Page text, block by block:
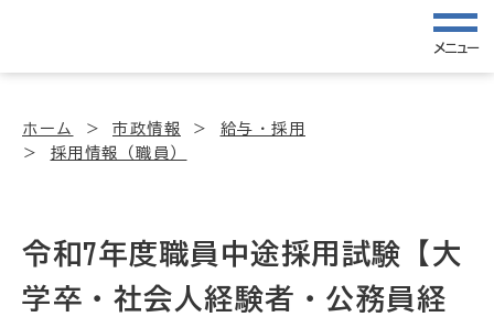
メニュー
ホーム 市政情報
給与・採用
採用情報（職員）
令和7年度職員中途採用試験【大
学卒・社会人経験者・公務員経